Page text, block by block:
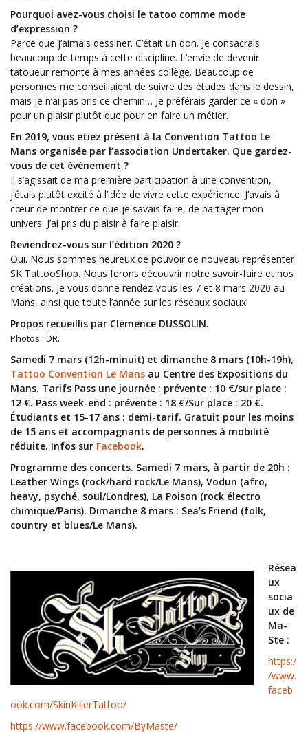
Pourquoi avez-vous choisi le tatoo comme mode
d’expression ?
Parce que j’aimais dessiner. C’était un don. Je consacrais
beaucoup de temps à cette discipline. L’envie de devenir
tatoueur remonte à mes années collège. Beaucoup de
personnes me conseillaient de suivre des études dans le dessin,
mais je n’ai pas pris ce chemin… Je préférais garder ce « don »
pour un plaisir plutôt que pour en faire un métier.
En 2019, vous étiez présent à la Convention Tattoo Le
Mans organisée par l’association Undertaker. Que gardez-
vous de cet événement ?
Il s’agissait de ma première participation à une convention,
j’étais plutôt excité à l’idée de vivre cette expérience. J’avais à
cœur de montrer ce que je savais faire, de partager mon
univers. J’ai pris du plaisir à faire plaisir.
Reviendrez-vous sur l’édition 2020 ?
Oui. Nous sommes heureux de pouvoir de nouveau représenter
SK TattooShop. Nous ferons découvrir notre savoir-faire et nos
créations. Je vous donne rendez-vous les 7 et 8 mars 2020 au
Mans, ainsi que toute l’année sur les réseaux sociaux.
Propos recueillis par Clémence DUSSOLIN.
Photos : DR.
Samedi 7 mars (12h-minuit) et dimanche 8 mars (10h-19h),
Tattoo Convention Le Mans au Centre des Expositions du
Mans. Tarifs Pass une journée : prévente : 10 €/sur place :
12 €. Pass week-end : prévente : 18 €/Sur place : 20 €.
Étudiants et 15-17 ans : demi-tarif. Gratuit pour les moins
de 15 ans et accompagnants de personnes à mobilité
réduite. Infos sur Facebook.
Programme des concerts. Samedi 7 mars, à partir de 20h :
Leather Wings (rock/hard rock/Le Mans), Vodun (afro,
heavy, psyché, soul/Londres), La Poison (rock électro
chimique/Paris). Dimanche 8 mars : Sea’s Friend (folk,
country et blues/Le Mans).
Résea
ux
socia
ux de
Ma-
Ste :
https:/
/www.
faceb
ook.com/SkinKillerTattoo/
https://www.facebook.com/ByMaste/